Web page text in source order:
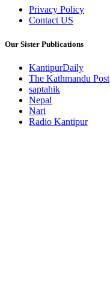
Privacy Policy
Contact US
Our Sister Publications
KantipurDaily
The Kathmandu Post
saptahik
Nepal
Nari
Radio Kantipur